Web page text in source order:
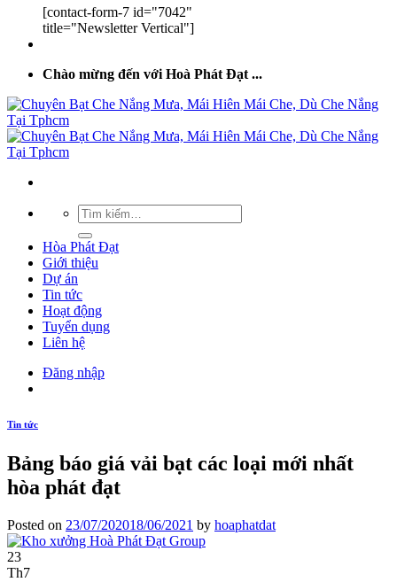
[contact-form-7 id="7042"
title="Newsletter Vertical"]
Chào mừng đến với Hoà Phát Đạt ...
Hòa Phát Đạt
Giới thiệu
Dự án
Tin tức
Hoạt động
Tuyển dụng
Liên hệ
Đăng nhập
Tin tức
Bảng báo giá vải bạt các loại mới nhất
hòa phát đạt
Posted on 23/07/202018/06/2021 by hoaphatdat
23
Th7